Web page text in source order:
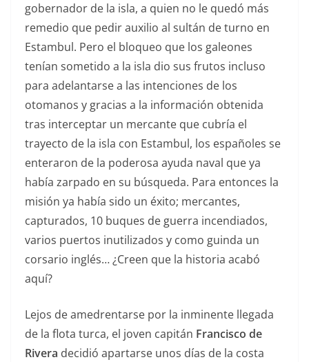
gobernador de la isla, a quien no le quedó más
remedio que pedir auxilio al sultán de turno en
Estambul. Pero el bloqueo que los galeones
tenían sometido a la isla dio sus frutos incluso
para adelantarse a las intenciones de los
otomanos y gracias a la información obtenida
tras interceptar un mercante que cubría el
trayecto de la isla con Estambul, los españoles se
enteraron de la poderosa ayuda naval que ya
había zarpado en su búsqueda. Para entonces la
misión ya había sido un éxito; mercantes,
capturados, 10 buques de guerra incendiados,
varios puertos inutilizados y como guinda un
corsario inglés… ¿Creen que la historia acabó
aquí?
Lejos de amedrentarse por la inminente llegada
de la flota turca, el joven capitán Francisco de
Rivera decidió apartarse unos días de la costa